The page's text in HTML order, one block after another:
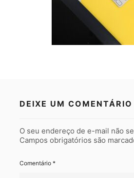
DEIXE UM COMENTÁRIO
O seu endereço de e-mail não
Campos obrigatórios são
Comentário *